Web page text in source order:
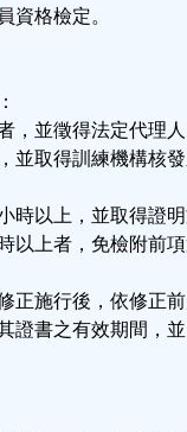
資格檢定。
徵得法定代理人
得訓練機構核發
上，並取得證明
以上者，免檢附前
正施行後，依修正
證書之有效期間，